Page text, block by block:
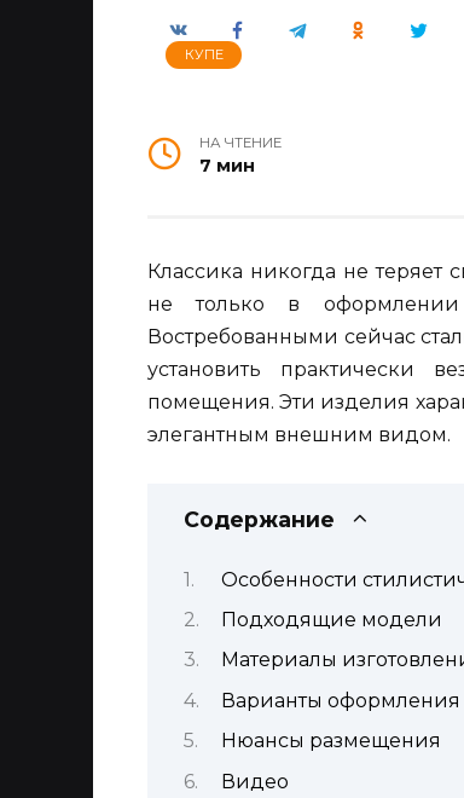
КУПЕ
НА ЧТЕНИЕ
7 мин
Классика никогда не теряет
не только в
Востребованными сейчас
установить практически
помещения. Эти изделия
элегантным внешним видом.
Содержание
Особенности
Подходящие модели
Материалы
Варианты оформления
Нюансы размещения
Видео